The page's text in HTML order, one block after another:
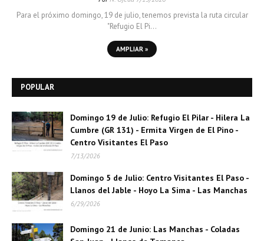
Para el próximo domingo, 19 de julio, tenemos prevista la ruta circular
"Refugio El Pi…
AMPLIAR »
POPULAR
Domingo 19 de Julio: Refugio El Pilar - Hilera La
Cumbre (GR 131) - Ermita Virgen de El Pino -
Centro Visitantes El Paso
7/13/2026
Domingo 5 de Julio: Centro Visitantes El Paso -
Llanos del Jable - Hoyo La Sima - Las Manchas
6/29/2026
Domingo 21 de Junio: Las Manchas - Coladas